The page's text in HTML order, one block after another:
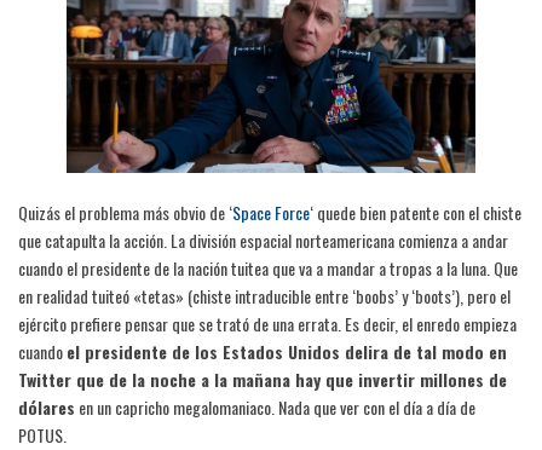
Quizás el problema más obvio de ‘Space Force‘ quede bien patente con el chiste
que catapulta la acción. La división espacial norteamericana comienza a andar
cuando el presidente de la nación tuitea que va a mandar a tropas a la luna. Que
en realidad tuiteó «tetas» (chiste intraducible entre ‘boobs’ y ‘boots’), pero el
ejército prefiere pensar que se trató de una errata. Es decir, el enredo empieza
cuandoel presidente de los Estados Unidos delira de tal modo en
Twitter que de la noche a la mañana hay que invertir millones de
dólares en un capricho megalomaniaco. Nada que ver con el día a día de
POTUS.